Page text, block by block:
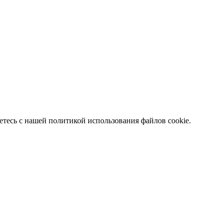
с нашей политикой использования файлов cookie.